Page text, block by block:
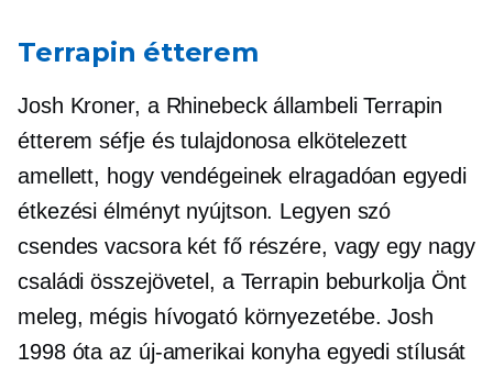
Terrapin étterem
Josh Kroner, a Rhinebeck állambeli Terrapin
étterem séfje és tulajdonosa elkötelezett
amellett, hogy vendégeinek elragadóan egyedi
étkezési élményt nyújtson. Legyen szó
csendes vacsora két fő részére, vagy egy nagy
családi összejövetel, a Terrapin beburkolja Önt
meleg, mégis hívogató környezetébe. Josh
1998 óta az új-amerikai konyha egyedi stílusát